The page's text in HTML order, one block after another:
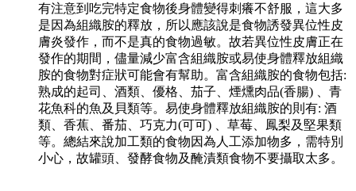
有注意到吃完特定食物後身體變得刺癢不舒服，這大多
是因為組織胺的釋放，所以應該說是食物誘發異位性皮
膚炎發作，而不是真的食物過敏。故若異位性皮膚正在
發作的期間，儘量減少富含組織胺或易使身體釋放組織
胺的食物對症狀可能會有幫助。富含組織胺的食物包括:
熟成的起司、酒類、優格、茄子、煙燻肉品(香腸) 、青
花魚科的魚及貝類等。易使身體釋放組織胺的則有: 酒
類、香蕉、番茄、巧克力(可可) 、草莓、鳳梨及堅果類
等。總結來說加工類的食物因為人工添加物多，需特別
小心，故罐頭、發酵食物及醃漬類食物不要攝取太多。